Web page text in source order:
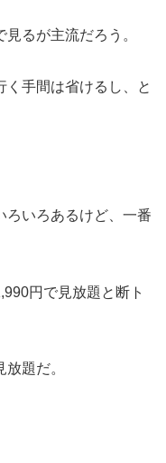
るが主流だろう。
く手間は省けるし、と
ろいろあるけど、一番
円で見放題と断ト
題だ。